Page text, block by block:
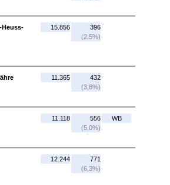
Heuss-
15.856
396
(2,5%)
11.365
432
(3,8%)
11.118
556
(5,0%)
WB
12.244
771
(6,3%)